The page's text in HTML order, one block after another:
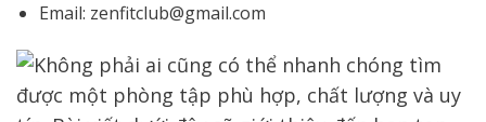
Email: zenfitclub@gmail.com